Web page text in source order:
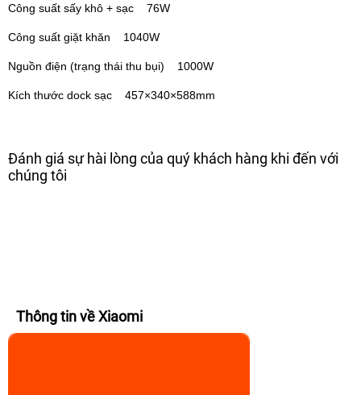
Công suất sấy khô + sạc 76W
Công suất giặt khăn 1040W
Nguồn điện (trạng thái thu bụi) 1000W
Kích thước dock sạc 457×340×588mm
Đánh giá sự hài lòng của quý khách hàng khi đến với
chúng tôi
Thông tin về Xiaomi